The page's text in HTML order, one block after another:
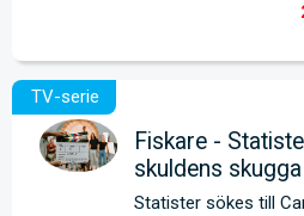
Fiskare -
skuldens skugga
Statister sökes till